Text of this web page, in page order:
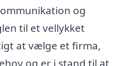
og
til et vellykket
at vælge et firma,
og er i stand til at